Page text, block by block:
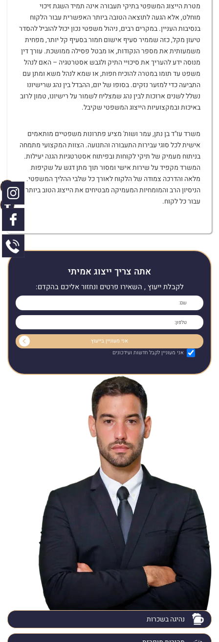
נהיגה בשכרות
מטרת הייצוג המשפטי בתיקי תעבורה אינה תמיד השגת זיכוי
מוחלט, אלא הגעה לתוצאה הטובה ביותר האפשרית עבור הלקוח
בנסיבות העניין. במקרים רבים, ניהול משפטי נכון יכול להוביל להסדר
טיעון מקל, כזה שממיר סעיף אישום חמור בסעיף קל יותר, מפחית
משמעותית את מספר הנקודות, או מבטל פסילה ממושכת. עורך דין
מנוסה ידע להעריך את סיכויי התיק ולגבש אסטרטגיה – האם לנהל
משפט עד תומו במטרה להוכיח חפות, או שמא לנהל משא ומתן עם
התביעה כדי למזער נזקים. בסופו של יום, ההבדל בין נהג שרישיונו
נשלל לשנים ארוכות לבין נהג שמצליח לשמור על רישיונו, טמון לרוב
באיכות ובמקצועיות הייצוג המשפטי שקיבל.
משרד עו"ד בן נתן, עמר ושות' מציע פתרונות משפטיים מותאמים
אישית לכל סוגי עבירות התעבורה והתנועה. הצוות המקצועי מתמחה
בניתוח מעמיק של תיקי לקוחות ובפיתוח אסטרטגיות הגנה יעילות.
המשרד מקפיד על שירות אישי ומסור תוך מתן דגש על שקיפות
מלאה והדרכה צמודה של הלקוח לאורך כל שלבי ההליך המשפטי.
הניסיון הרב והמומחיות המעמיקה מבטיחים את הייצוג הטוב ביותר
עבור כל לקוח.
אתה צריך ייצוג אמיתי
לקבלת ייעוץ , השאירו פרטים ונחזור אליכם בהקדם:
אני מעוניין לקבל חדשות ועידכונים